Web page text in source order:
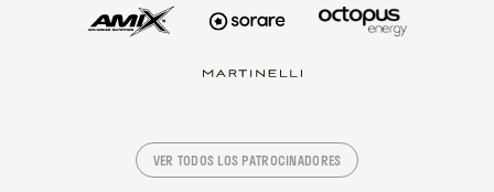
VER TODOS LOS PATROCINADORES